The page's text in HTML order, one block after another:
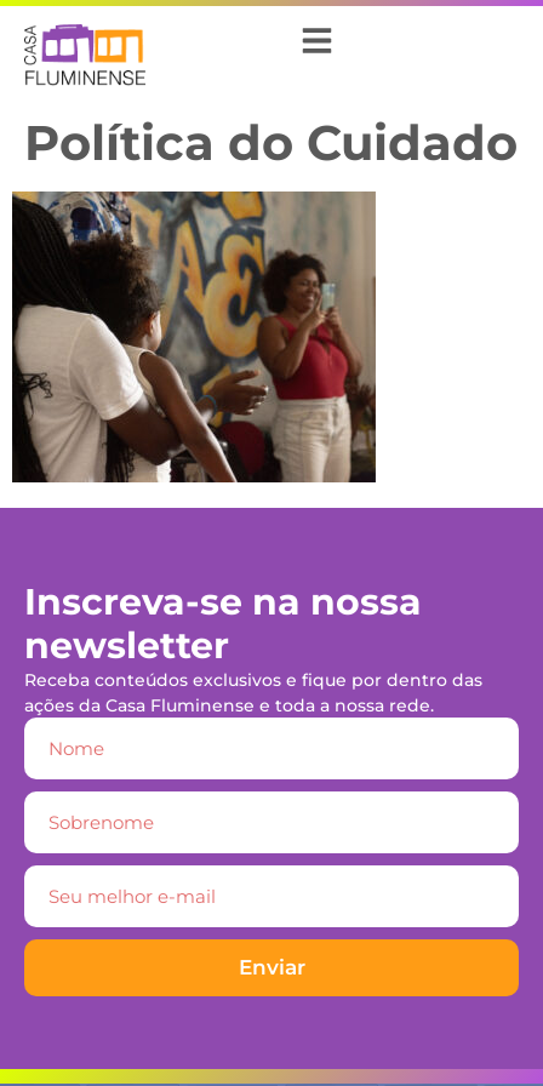
Política do Cuidado
Inscreva-se na nossa
newsletter
Receba conteúdos exclusivos e fique por dentro das
ações da Casa Fluminense e toda a nossa rede.
Enviar